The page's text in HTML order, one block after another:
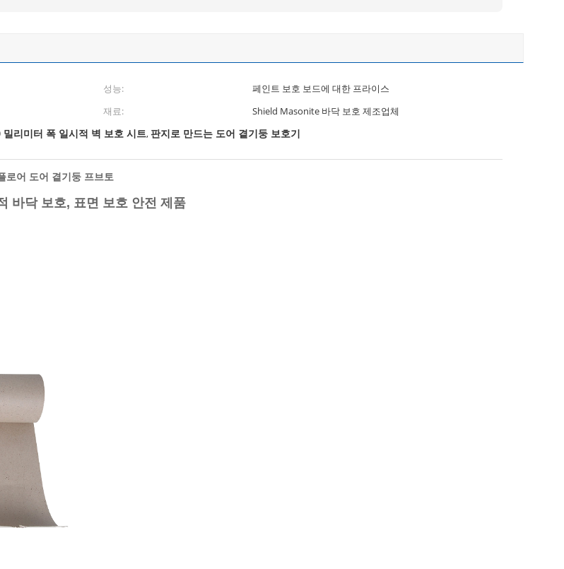
성능:
페인트 보호 보드에 대한 프라이스
재료:
Shield Masonite 바닥 보호 제조업체
밀리미터 폭 일시적 벽 보호 시트, 판지로 만드는 도어 곁기둥 보호기
로어 도어 곁기둥 프브토
바닥 보호, 표면 보호 안전 제품